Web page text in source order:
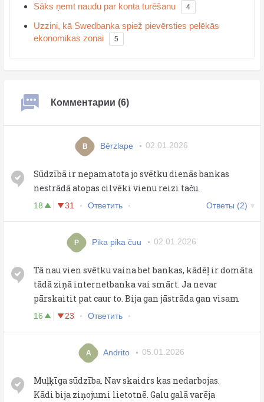
Sāks ņemt naudu par konta turēšanu 4
Uzzini, kā Swedbanka spiež pievērsties pelēkās
ekonomikas zonai
5
Комментарии (6)
B Bērzlape 02.01.2026
Sūdzībā ir nepamatota jo svētku dienās bankas
nestrādā atopas cilvēki vienu reizi taču.
18 31 Ответить Ответы (2)
P Pika pika čuu 02.01.2026
Tā nau vien svētku vaina bet bankas, kādēļ ir domāta
tādā ziņā internetbanka vai smārt. Ja nevar
pārskaitit pat caur to. Bija gan jāstrāda gan visam
16 23 Ответить
A Andrito 05.01.2026
Muļķīga sūdzība. Nav skaidrs kas nedarbojas.
Kādi bija ziņojumi lietotnē. Galu galā varēja